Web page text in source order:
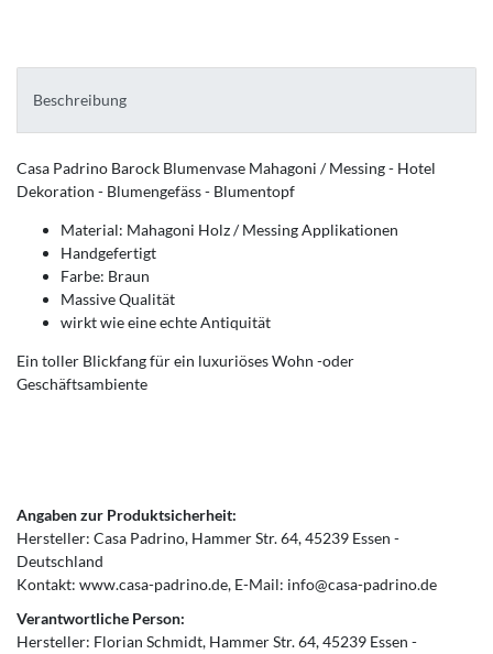
Beschreibung
Casa Padrino Barock Blumenvase Mahagoni / Messing - Hotel
Dekoration - Blumengefäss - Blumentopf
Material: Mahagoni Holz / Messing Applikationen
Handgefertigt
Farbe: Braun
Massive Qualität
wirkt wie eine echte Antiquität
Ein toller Blickfang für ein luxuriöses Wohn -oder
Geschäftsambiente
Angaben zur Produktsicherheit:
Hersteller: Casa Padrino Hammer Str.64 45239 Essen
Deutschland
Kontakt: www.casa-padrino.de E-Mail: info@casa-padrino.de
Verantwortliche Person:
Hersteller: Florian Schmidt Hammer Str.64 45239 Essen